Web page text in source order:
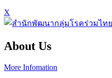
X
About Us
More Infomation